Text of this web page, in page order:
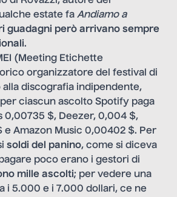
estate fa Andiamo a
guadagni però arrivano sempre
.
(Meeting Etichette
organizzatore del festival di
alla discografia indipendente,
ciascun ascolto Spotify paga
0,00735 $, Deezer, 0,004 $,
e Amazon Music 0,00402 $. Per
soldi del panino, come si diceva
poco erano i gestori di
mille ascolti; per vedere una
i 5.000 e i 7.000 dollari, ce ne